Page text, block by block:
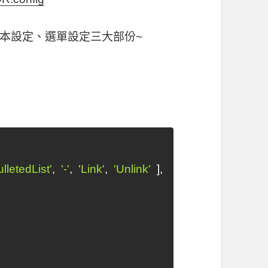
設定、選單設定三大部份~
, '-', 'Link', 'Unlink' ],